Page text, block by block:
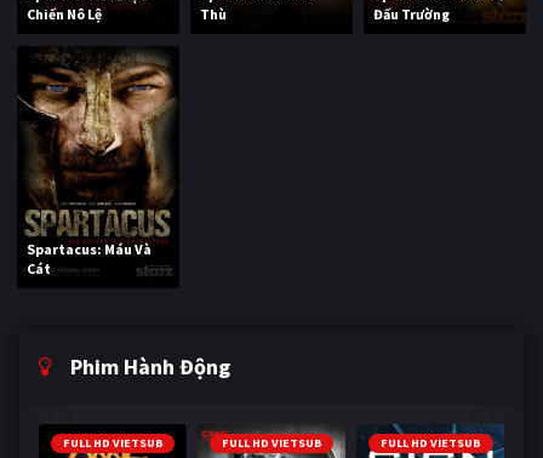
Chiến Nô Lệ
Thù
Đấu Trường
Spartacus: Máu Và
Cát
Phim Hành Động
FULL HD VIETSUB FULL HD VIETSUB FULL HD VIETSUB